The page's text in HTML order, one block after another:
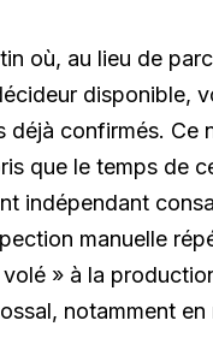
où, au lieu de
disponible,
confirmés. Ce
que le temps de
indépendant
manuelle
» à la
notamment